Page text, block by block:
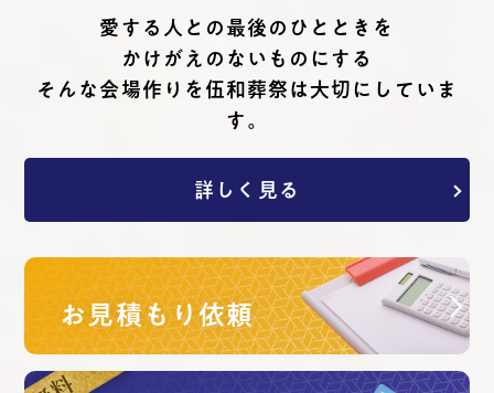
愛する⼈との最後のひとときを
かけがえのないものにする
そんな会場作りを伍和葬祭は⼤切にしていま
す。
詳しく見る
お見積もり依頼